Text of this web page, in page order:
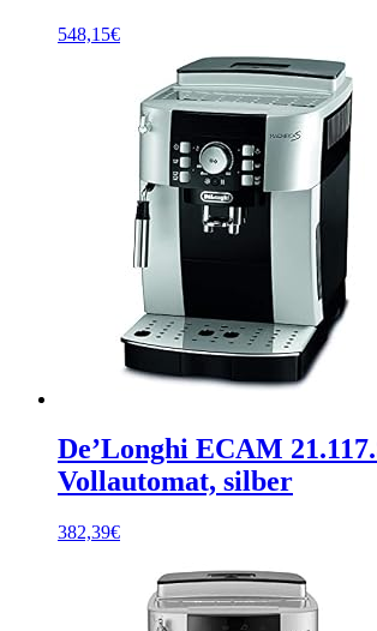
548,15€
De’Longhi ECAM
Vollautomat, silber
382,39€